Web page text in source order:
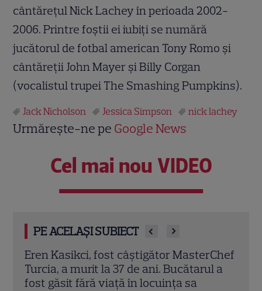
cântăreţul Nick Lachey în perioada 2002-
2006. Printre foştii ei iubiţi se numără
jucătorul de fotbal american Tony Romo şi
cântăreţii John Mayer şi Billy Corgan
(vocalistul trupei The Smashing Pumpkins).
Jack Nicholson Jessica Simpson nick lachey
Urmărește-ne pe Google News
Cel mai nou VIDEO
PE ACELAȘI SUBIECT
Trei cupluri revin la „Insula Iubirii –
Reuniuni”. Ce se întâmplă când se
întâlnesc din nou cu Radu Vâlcan